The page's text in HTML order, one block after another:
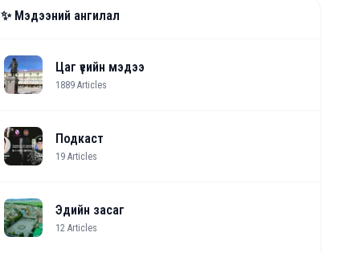
✨ Мэдээний ангилал
Цаг үеийн мэдээ
1889 Articles
Подкаст
19 Articles
Эдийн засаг
12 Articles